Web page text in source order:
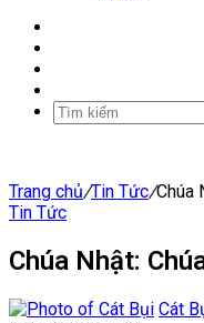
Trang chủ/Tin Tức/Chúa
Tin Tức
Chúa Nhật:
Cát